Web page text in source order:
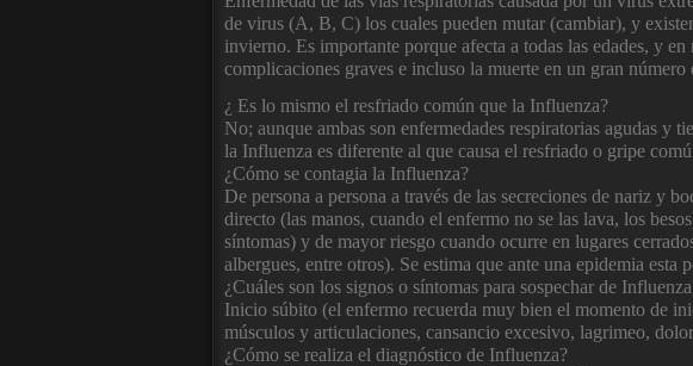
de virus (A, B, C) los cuales pueden mutar (cambiar), y
invierno. Es importante porque afecta a todas las edades, y
complicaciones graves e incluso la muerte en un gran
¿ Es lo mismo el resfriado común que la Influenza?
No; aunque ambas son enfermedades respiratorias agudas y
la Influenza es diferente al que causa el resfriado o gripe
¿Cómo se contagia la Influenza?
De persona a persona a través de las secreciones de nariz y
directo (las manos, cuando el enfermo no se las lava, los
síntomas) y de mayor riesgo cuando ocurre en lugares
albergues, entre otros). Se estima que ante una epidemia
¿Cuáles son los signos o síntomas para sospechar de
Inicio súbito (el enfermo recuerda muy bien el momento de
músculos y articulaciones, cansancio excesivo, lagrimeo,
¿Cómo se realiza el diagnóstico de Influenza?